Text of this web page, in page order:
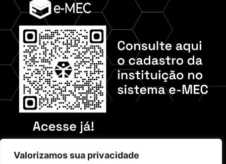
Valorizamos sua privacidade
Check out our media